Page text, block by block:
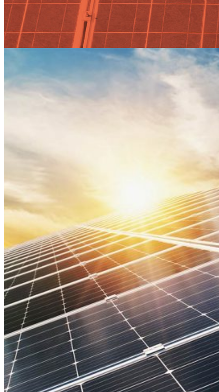
ABB aboga por convertidores y
frenar el cambio climático y
reducir el consumo eléctrico
mundial